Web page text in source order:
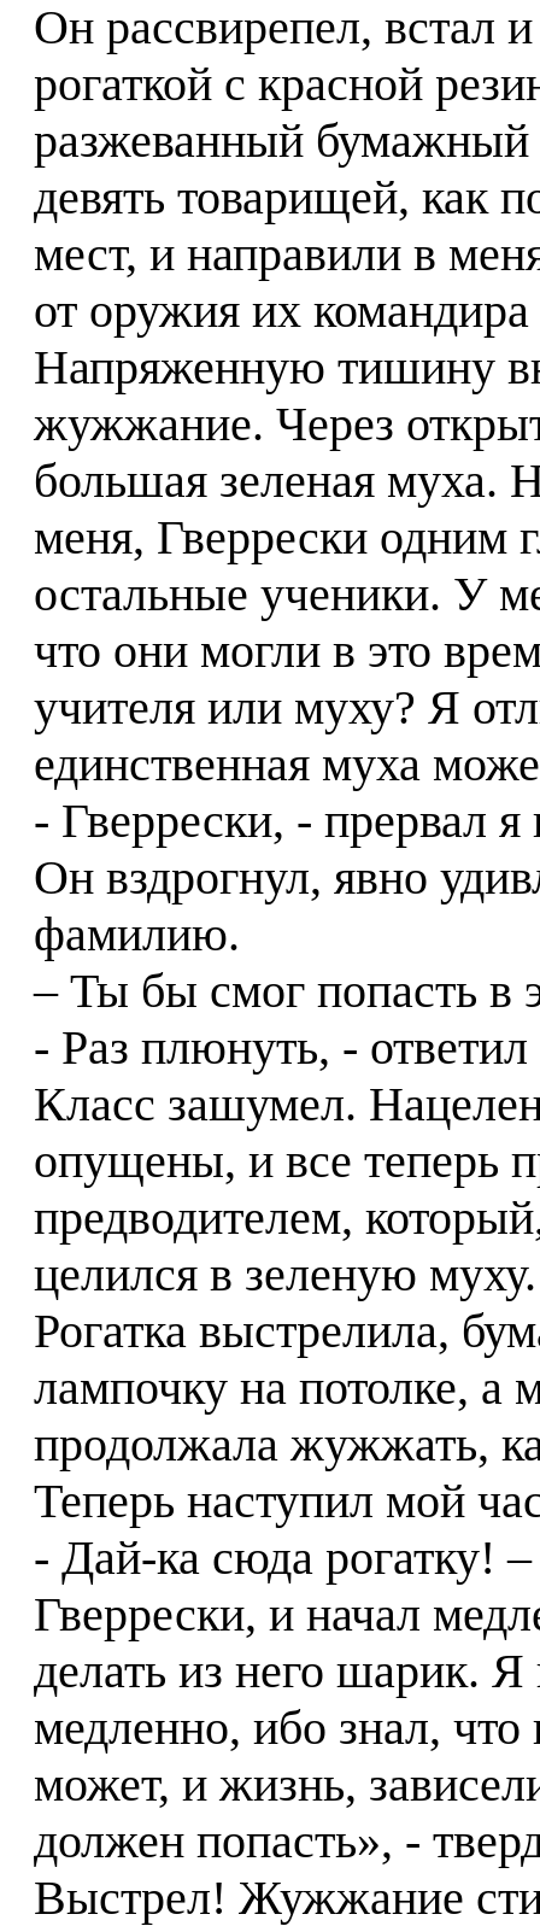
Он рассвирепел, встал
рогаткой с красной
разжеванный бумажный
девять товарищей, как
мест, и направили в
от оружия их
Напряженную тишину
жужжание. Через
большая зеленая муха.
меня, Гверрески одним
остальные ученики. У
что они могли в это
учителя или муху? Я
единственная муха
- Гверрески, - прервал
Он вздрогнул, явно
фамилию.
– Ты бы смог попасть в
- Раз плюнуть, -
Класс зашумел.
опущены, и все теперь
предводителем,
целился в зеленую муху.
Рогатка выстрелила,
лампочку на потолке, а
продолжала жужжать,
Теперь наступил мой
- Дай-ка сюда рогатку!
Гверрески, и начал
делать из него шарик.
медленно, ибо знал, что
может, и жизнь,
должен попасть», -
Выстрел! Жужжание